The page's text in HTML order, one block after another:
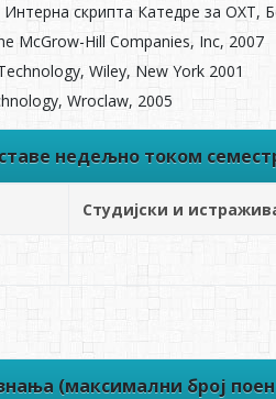
скрипта Катедре за ОХТ,
McGrow-Hill Companies, Inc, 2007
Wiley, New York 2001
Wroclaw, 2005
недељно током
Студијски и
(максимални број